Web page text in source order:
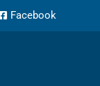
Facebook